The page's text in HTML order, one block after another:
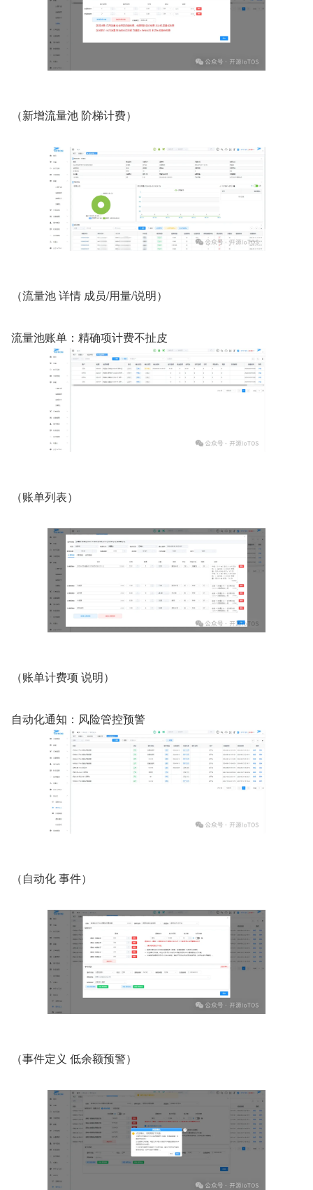
（新增流量池 阶梯计费）
（流量池 详情 成员/用量/说明）
流量池账单：精确项计费不扯皮
（账单列表）
（账单计费项 说明）
自动化通知：风险管控预警
（自动化 事件）
（事件定义 低余额预警）